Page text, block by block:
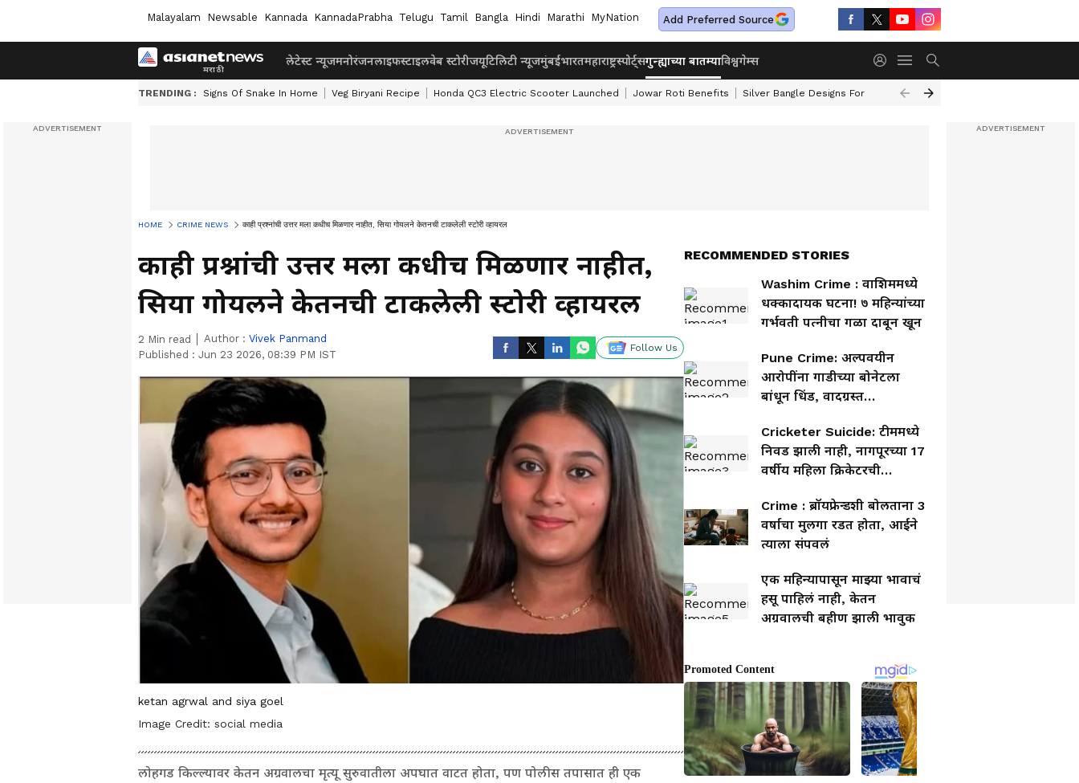
Malayalam Newsable Kannada KannadaPrabha Telugu Tamil Bangla Hindi Marathi MyNation Add Preferred Source
लेटेस्ट न्यूजमनोरंजनलाइफस्टाइलवेब स्टोरीजयूटिलिटी न्यूजमुंबईभारतमहाराष्ट्रस्पोर्ट्सगुन्ह्याच्या बातम्याविश्वगेम्स
TRENDING : Signs Of Snake In Home Veg Biryani Recipe Honda QC3 Electric Scooter Launched Jowar Roti Benefits Silver Bangle Designs For Wife Top 10 Safest Cars In India
HOME CRIME NEWS काही प्रश्नांची उत्तर मला कधीच मिळणार नाहीत, सिया गोयलने केतनची टाकलेली स्टोरी व्हायरल
काही प्रश्नांची उत्तर मला कधीच मिळणार नाहीत,
सिया गोयलने केतनची टाकलेली स्टोरी व्हायरल
2 Min read Author : Vivek Panmand
Published : Jun 23 2026, 08:39 PM IST
Follow Us
ketan agrwal and siya goel
Image Credit: social media
लोहगड किल्ल्यावर केतन अग्रवालचा मृत्यू सुरुवातीला अपघात वाटत होता, पण पोलीस तपासात ही एक
RECOMMENDED STORIES
Washim Crime : वाशिममध्ये
धक्कादायक घटना! ७ महिन्यांच्या
गर्भवती पत्नीचा गळा दाबून खून
Pune Crime: अल्पवयीन
आरोपींना गाडीच्या बोनेटला
बांधून धिंड, वादग्रस्त
निरीक्षकांची बदली
Cricketer Suicide: टीममध्ये
निवड झाली नाही, नागपूरच्या 17
वर्षीय महिला क्रिकेटरची
Crime : ब्रॉयफ्रेन्डशी बोलताना 3
वर्षाचा मुलगा रडत होता, आईने
त्याला संपवलं
एक महिन्यापासून माझ्या भावाचं
हसू पाहिलं नाही, केतन
अग्रवालची बहीण झाली भावुक